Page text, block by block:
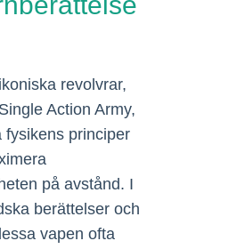
revolvrar,
Action Army,
fysikens principer
på avstånd. I
berättelser och
vapen ofta